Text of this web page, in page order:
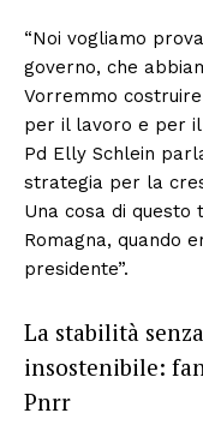
“Noi vogliamo
governo, che
Vorremmo
per il lavoro e per
Pd Elly Schlein
strategia per la
Una cosa di questo
Romagna, quando
presidente”.
La stabilità
insostenibile:
Pnrr